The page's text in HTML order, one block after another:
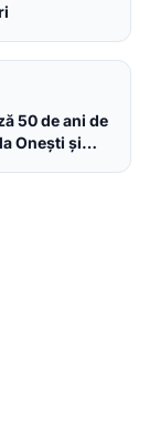
50 de ani de
Onești și